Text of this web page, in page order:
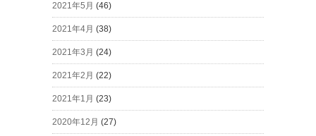
2021年5月 (46)
2021年4月 (38)
2021年3月 (24)
2021年2月 (22)
2021年1月 (23)
2020年12月 (27)